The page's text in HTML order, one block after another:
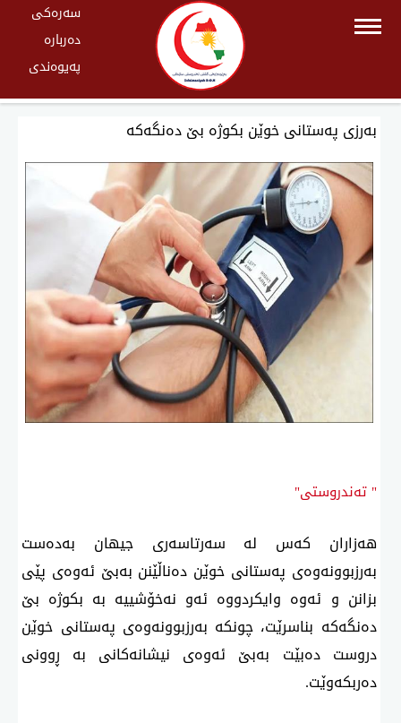
سەرەکی
دەربارە
پەیوەندی
بەرزی پەستانی خوێن بكوژە بێ دەنگەكە
" تەندروستی"
هەزاران كەس لە سەرتاسەری جیهان بەدەست
بەرزبوونەوەی پەستانی خوێن دەناڵێنن بەبێ ئەوەی پێی
بزانن و ئەوە وایكردووە ئەو نەخۆشییە بە بكوژە بێ
دەنگەكە بناسرێت، چونكە بەرزبوونەوەی پەستانی خوێن
دروست دەبێت بەبێ ئەوەی نیشانەكانی بە ڕوونی
دەربكەوێت.